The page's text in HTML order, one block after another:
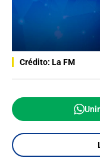
Crédito: La FM